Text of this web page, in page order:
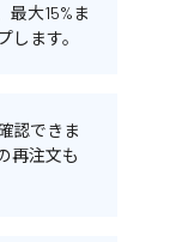
最大15%ま
します。
認できま
再注文も